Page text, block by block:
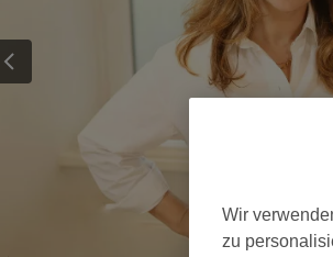
Wir
zu